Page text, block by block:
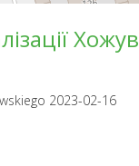
Хожув
2023-02-16